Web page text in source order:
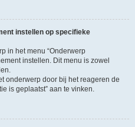
instellen op specifieke
in het menu “Onderwerp
instellen. Dit menu is zowel
onderwerp door bij het reageren de
is geplaatst” aan te vinken.